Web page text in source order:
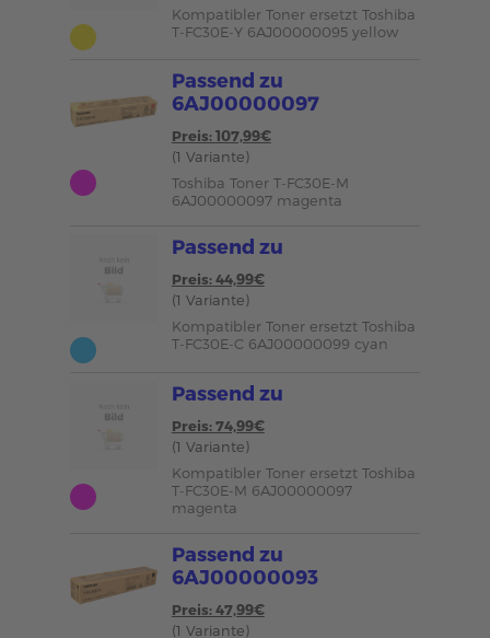
Kompatibler Toner ersetzt Toshiba
T-FC30E-Y 6AJ00000095 yellow
Passend zu
6AJ00000097
Preis: 107,99€
(1 Variante)
Toshiba Toner T-FC30E-M
6AJ00000097 magenta
Passend zu
Preis: 44,99€
(1 Variante)
Kompatibler Toner ersetzt Toshiba
T-FC30E-C 6AJ00000099 cyan
Passend zu
Preis: 74,99€
(1 Variante)
Kompatibler Toner ersetzt Toshiba
T-FC30E-M 6AJ00000097
magenta
Passend zu
6AJ00000093
Preis: 47,99€
(1 Variante)